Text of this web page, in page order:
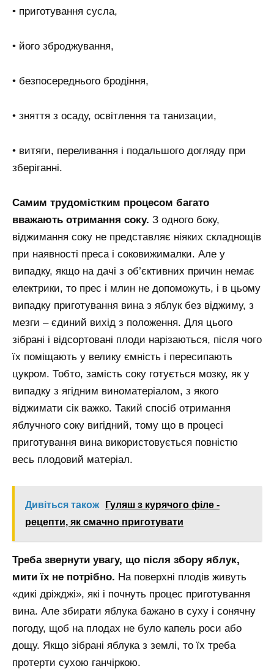
• приготування сусла,
• його зброджування,
• безпосереднього бродіння,
• зняття з осаду, освітлення та танизации,
• витяги, переливання і подальшого догляду при
зберіганні.
Самим трудомістким процесом багато
вважають отримання соку. З одного боку,
віджимання соку не представляє ніяких складнощів
при наявності преса і соковижималки. Але у
випадку, якщо на дачі з об’єктивних причин немає
електрики, то прес і млин не допоможуть, і в цьому
випадку приготування вина з яблук без віджиму, з
мезги – єдиний вихід з положення. Для цього
зібрані і відсортовані плоди нарізаються, після чого
їх поміщають у велику ємність і пересипають
цукром. Тобто, замість соку готується мозку, як у
випадку з ягідним виноматеріалом, з якого
віджимати сік важко. Такий спосіб отримання
яблучного соку вигідний, тому що в процесі
приготування вина використовується повністю
весь плодовий матеріал.
Дивіться також
Гуляш з курячого філе -
рецепти, як смачно приготувати
Треба звернути увагу, що після збору яблук,
мити їх не потрібно. На поверхні плодів живуть
«дикі дріжджі», які і почнуть процес приготування
вина. Але збирати яблука бажано в суху і сонячну
погоду, щоб на плодах не було капель роси або
дощу. Якщо зібрані яблука з землі, то їх треба
протерти сухою ганчіркою.